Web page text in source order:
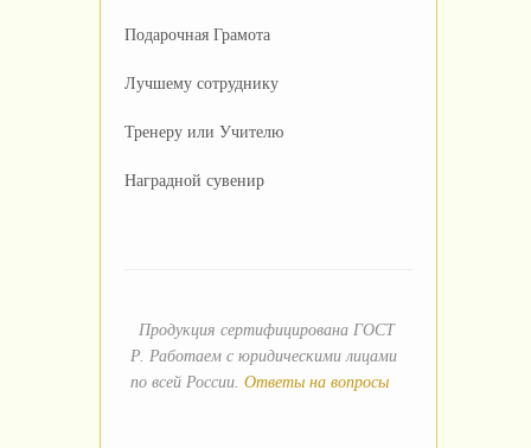
Подарочная Грамота
Лучшему сотруднику
Тренеру или Учителю
Наградной сувенир
Продукция сертифицирована ГОСТ
Р. Работаем с юридическими лицами
по всей России. Ответы на вопросы